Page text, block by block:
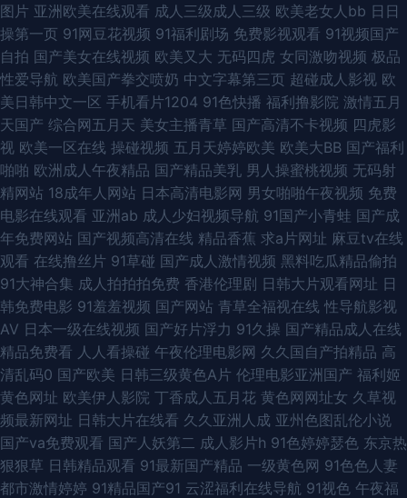
线视频 肏屄大香蕉 狠狠撸狠狠操 欧美毛片A级 婷婷精品一区二区 尤物com
欧美 91影片 丁香五月剧场 九九福利视频 欧美日韩中色色 视频在线观看91
操碰视频韩国 美女很黄免费 日韩免费毛片 成人视屏在线 老司机91在线 ts伪
娘网站 福利电影加勒比 精品东方美女AV 肏屄色网 久热这里只有 亚洲伊人1
页 久草视频福利 日韩精品网 超碰pt 国产区51海角 国产鬼片a片 国产视频观
看网站 av福利老司机 九一成人 日韩精品影视 伊人院成人 a日韩v 欧美福利
影院 国产探花第一页 欧美日韩交配网 午夜秀秀 91探花黑丝在线 97成人碰
国产肛交在线视频 男女上床视频 婷婷五月激情网 91免费看视频 超碰情趣av
狠狠操导航 免费亚洲精品色片 日韩第一精品 亚洲色图第三页 东方AV在线观
看 免费的成人91 熟妇精品视频91 中文字幕禁忌乱偷 99这里只精品9 国产精
品爽 狼人综合成人网 91系列在线视频 91在线国内 黄色在线导航 日韩激情三
图片 亚洲欧美在线观看 成人三级成人三级 欧美老女人bb 日日
操第一页 91网豆花视频 91福利剧场 免费影视观看 91视频国产
自拍 国产美女在线视频 欧美又大 无码四虎 女同激吻视频 极品
性爱导航 欧美国产拳交喷奶 中文字幕第三页 超碰成人影视 欧
美日韩中文一区 手机看片1204 91色快播 福利撸影院 激情五月
天国产 综合网五月天 美女主播青草 国产高清不卡视频 四虎影
视 欧美一区在线 操碰视频 五月天婷婷欧美 欧美大BB 国产福利
啪啪 欧洲成人午夜精品 国产精品美乳 男人操蜜桃视频 无码射
精网站 18成年人网站 日本高清电影网 男女啪啪午夜视频 免费
电影在线观看 亚洲ab 成人少妇视频导航 91国产小青蛙 国产成
年免费网站 国产视频高清在线 精品香蕉 求a片网址 麻豆tv在线
观看 在线撸丝片 91草碰 国产成人激情视频 黑料吃瓜精品偷拍
91大神合集 成人拍拍拍免费 香港伦理剧 日韩大片观看网址 日
韩免费电影 91羞羞视频 国产网站 青草全福视在线 性导航影视
AV 日本一级在线视频 国产好片浮力 91久操 国产精品成人在线
精品免费看 人人看操碰 午夜伦理电影网 久久国自产拍精品 高
清乱码0 国产欧美 日韩三级黄色A片 伦理电影亚洲国产 福利姬
黄色网址 欧美伊人影院 丁香成人五月花 黄色网网址女 久草视
频最新网址 日韩大片在线看 久久亚洲人成 亚州色图乱伦小说
国产va免费观看 国产人妖第二 成人影片h 91色婷婷瑟色 东京热
狠狠草 日韩精品观看 91最新国产精品 一级黄色网 91色色人妻
都市激情婷婷 91精品国产91 云涩福利在线导航 91视色 午夜福